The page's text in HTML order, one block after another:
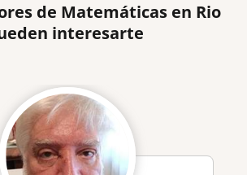
de Matemáticas en Rio
interesarte